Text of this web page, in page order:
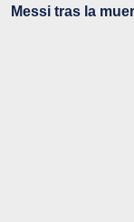
Messi tras la